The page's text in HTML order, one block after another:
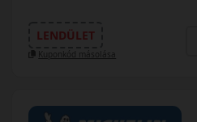
LENDÜLET
Kuponkód másolása